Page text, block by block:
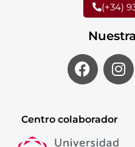
(+34)
Centro colaborador